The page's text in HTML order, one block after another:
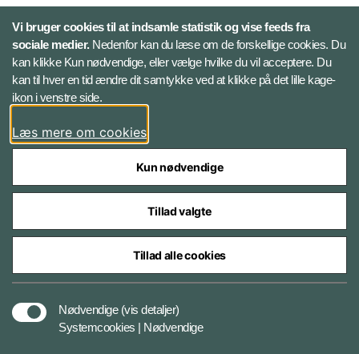
X
LinkedIn
Instagram
Styrelser og myndigheder under Forsvarsministeriet
Vi bruger cookies til at indsamle statistik og vise feeds fra
sociale medier.Nedenfor kan du læse om de forskellige cookies. Du
kan klikke Kun nødvendige, eller vælge hvilke du vil acceptere. Du
kan til hver en tid ændre dit samtykke ved at klikke på det lille kage-
ikon i venstre side.
Læs mere om cookies
Kun nødvendige
Tillad valgte
Tillad alle cookies
Nødvendige (vis detaljer)
Systemcookies | Nødvendige